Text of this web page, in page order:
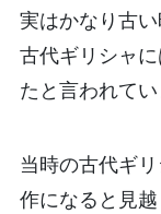
実はかなり古
古代ギリシャ
たと言われてい
当時の古代ギ
作になると見